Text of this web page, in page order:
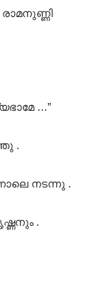
…”
.
നടന്നു .
.